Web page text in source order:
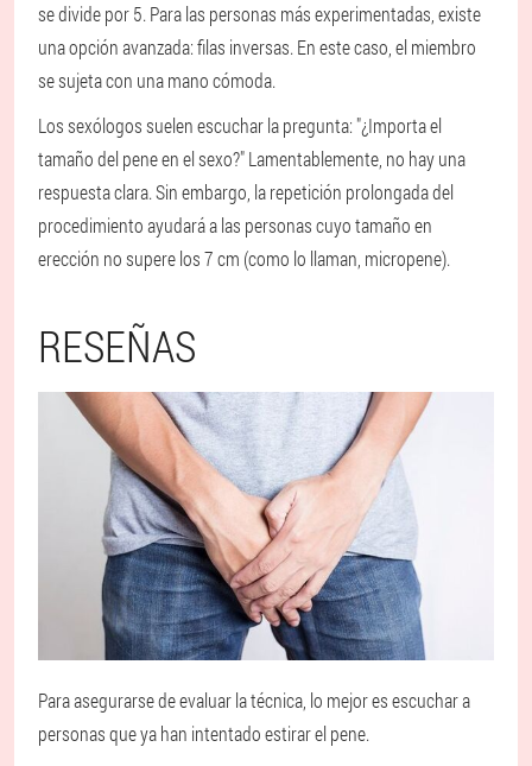
se divide por 5. Para las personas más experimentadas, existe
una opción avanzada: filas inversas. En este caso, el miembro
se sujeta con una mano cómoda.
Los sexólogos suelen escuchar la pregunta: "¿Importa el
tamaño del pene en el sexo?" Lamentablemente, no hay una
respuesta clara. Sin embargo, la repetición prolongada del
procedimiento ayudará a las personas cuyo tamaño en
erección no supere los 7 cm (como lo llaman, micropene).
RESEÑAS
Para asegurarse de evaluar la técnica, lo mejor es escuchar a
personas que ya han intentado estirar el pene.